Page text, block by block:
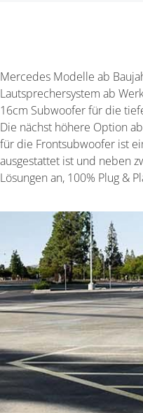
Mercedes Modelle ab
Lautsprechersystem ab
16cm Subwoofer für die
Die nächst höhere Option
für die Frontsubwoofer ist
ausgestattet ist und neben
Lösungen an, 100% Plug &